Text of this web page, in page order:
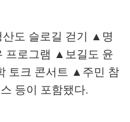
산도 슬로길 걷기 ▲ 명
프로그램 ▲ 보길도 윤
토크 콘서트 ▲ 주민 참
등이 포함됐다.